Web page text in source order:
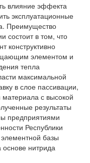
влияние эффекта
эксплуатационные
Преимущество
состоит в том, что
конструктивно
элементом и
тепла
максимальной
в слое пассивации,
с высокой
результаты
предприятиями
Республики
базы
основе нитрида